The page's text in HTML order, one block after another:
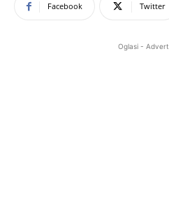
Facebook Twitter
Oglasi -